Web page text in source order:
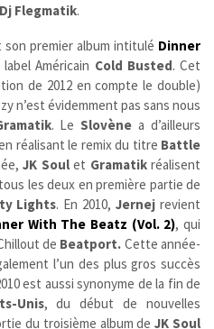
Dj Flegmatik.
son premier album intitulé Dinner
Américain Cold Busted. Cet
de 2012 en compte le double)
n’est évidemment pas sans nous
. LeSlovène a d’ailleurs
réalisant le remix du titre Battle
JK Soulet Gramatikréalisent
les deux en première partie de
Lights. En 2010,Jernej revient
With The Beatz (Vol. 2), qui
de Beatport. Cette année-
l’un des plus gros succès
est aussi synonyme de la fin de
Unis, du début de nouvelles
du troisième album de JK Soul